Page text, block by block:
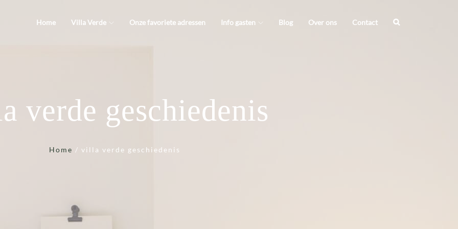
Home Villa Verde Onze favoriete adressen Info gasten Blog Over ons Contact
verde geschiedenis
Home / villa verde geschiedenis